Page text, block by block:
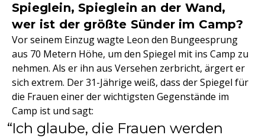
Spieglein, Spieglein an der Wand,
wer ist der größte Sünder im Camp?
Vor seinem Einzug wagte Leon den Bungeesprung
aus 70 Metern Höhe, um den Spiegel mit ins Camp zu
nehmen. Als er ihn aus Versehen zerbricht, ärgert er
sich extrem. Der 31-Jährige weiß, dass der Spiegel für
die Frauen einer der wichtigsten Gegenstände im
Camp ist und sagt:
Ich glaube, die Frauen werden